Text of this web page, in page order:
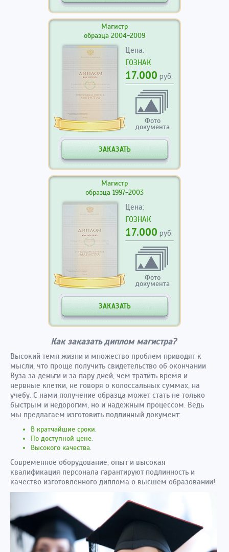
Магистр
образца 2004-2009
Цена:
ГОЗНАК
17.000 руб.
Фото
документа
ЗАКАЗАТЬ
Магистр
образца 1997-2003
Цена:
ГОЗНАК
17.000 руб.
Фото
документа
ЗАКАЗАТЬ
Как заказать диплом магистра?
Высокий темп жизни и множество проблем приводят к
мысли, что проще получить свидетельство об окончании
Вуза за деньги и за пару дней, чем тратить время и
нервные клетки, не говоря о колоссальных суммах, на
учебу. С нами получение образца может стать не только
быстрым и недорогим, но и надежным процессом. Ведь
мы предлагаем изготовить подлинный документ:
В кратчайшие сроки.
По доступной цене.
Высокого качества.
Современное оборудование, опыт и высокая
квалификация персонала гарантируют подлинность и
качество изготовленного диплома о высшем образовании!